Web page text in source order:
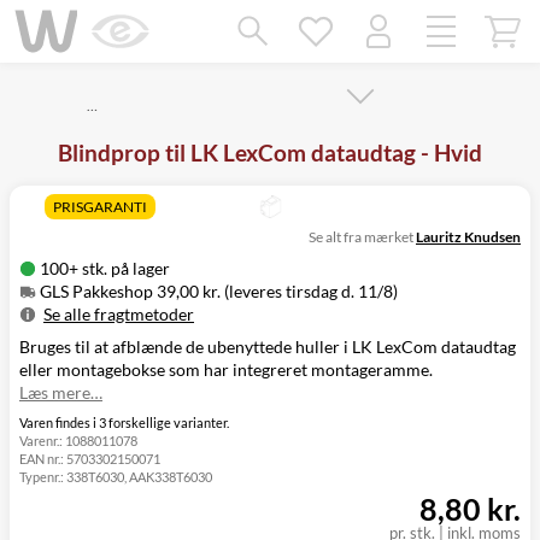
…
Blindprop til LK LexCom dataudtag - Hvid
PRISGARANTI
100+ stk. på lager
GLS Pakkeshop 39,00 kr. (leveres tirsdag d. 11/8)
Se alle fragtmetoder
Metode
Pris
Leveres
GLS Pakkeshop
39,00 kr.
Tirsdag d. 11/8
GLS
Hjemmelevering
GLS Erhverv
Click&Collect i
Svenstrup
Se alt fra mærketLauritz Knudsen
Bruges til at afblænde de ubenyttede huller i LK LexCom dataudtag
eller montagebokse som har integreret montageramme.
Læs mere…
Varen findes i 3 forskellige varianter.
Varenr.: 1088011078
EAN nr.: 5703302150071
Typenr.: 338T6030, AAK338T6030
pr. stk. inkl. moms
8,80 kr.
Mangler chatten?
Ret samtykke!